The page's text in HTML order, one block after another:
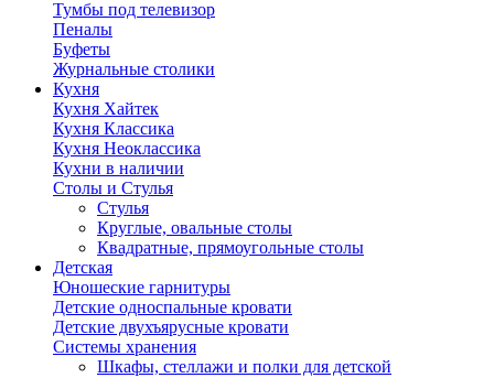
Тумбы под телевизор
Пеналы
Буфеты
Журнальные столики
Кухня
Кухня Хайтек
Кухня Классика
Кухня Неоклассика
Кухни в наличии
Столы и Стулья
Стулья
Круглые, овальные столы
Квадратные, прямоугольные столы
Детская
Юношеские гарнитуры
Детские односпальные кровати
Детские двухъярусные кровати
Системы хранения
Шкафы, стеллажи и полки для детской